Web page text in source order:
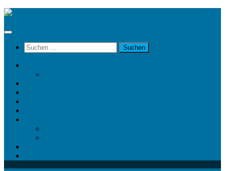
Unter
Inhalt
Suchen
nach: